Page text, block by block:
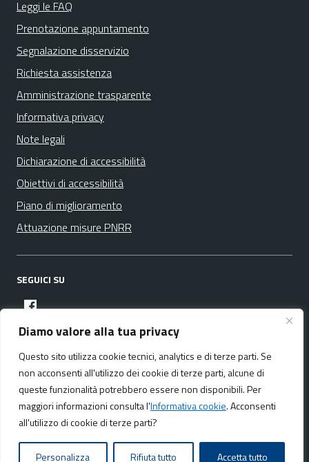
Diamo valore alla tua privacy
Questo sito utilizza cookie tecnici, analytics e di terze parti. Se
non acconsenti all'utilizzo dei cookie di terze parti, alcune di
queste funzionalità potrebbero essere non disponibili. Per
maggiori informazioni consulta l'Informativa cookie. Acconsenti
all'utilizzo di cookie di terze parti?
Personalizza Rifiuta tutto Accetta tutto
Leggi le FAQ
Prenotazione appuntamento
Segnalazione disservizio
Richiesta assistenza
Amministrazione trasparente
Informativa privacy
Note legali
Dichiarazione di accessibilità
Obiettivi di accessibilità
Piano di miglioramento
Attuazione misure PNRR
SEGUICI SU
facebook
Media policy Mappa del sito
Realizzato da:NeMeA Sistemi Srl